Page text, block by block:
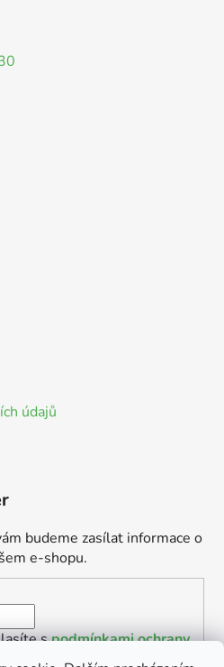
údajů
budeme zasílat informace o
e-shopu.
spodmínkami ochrany